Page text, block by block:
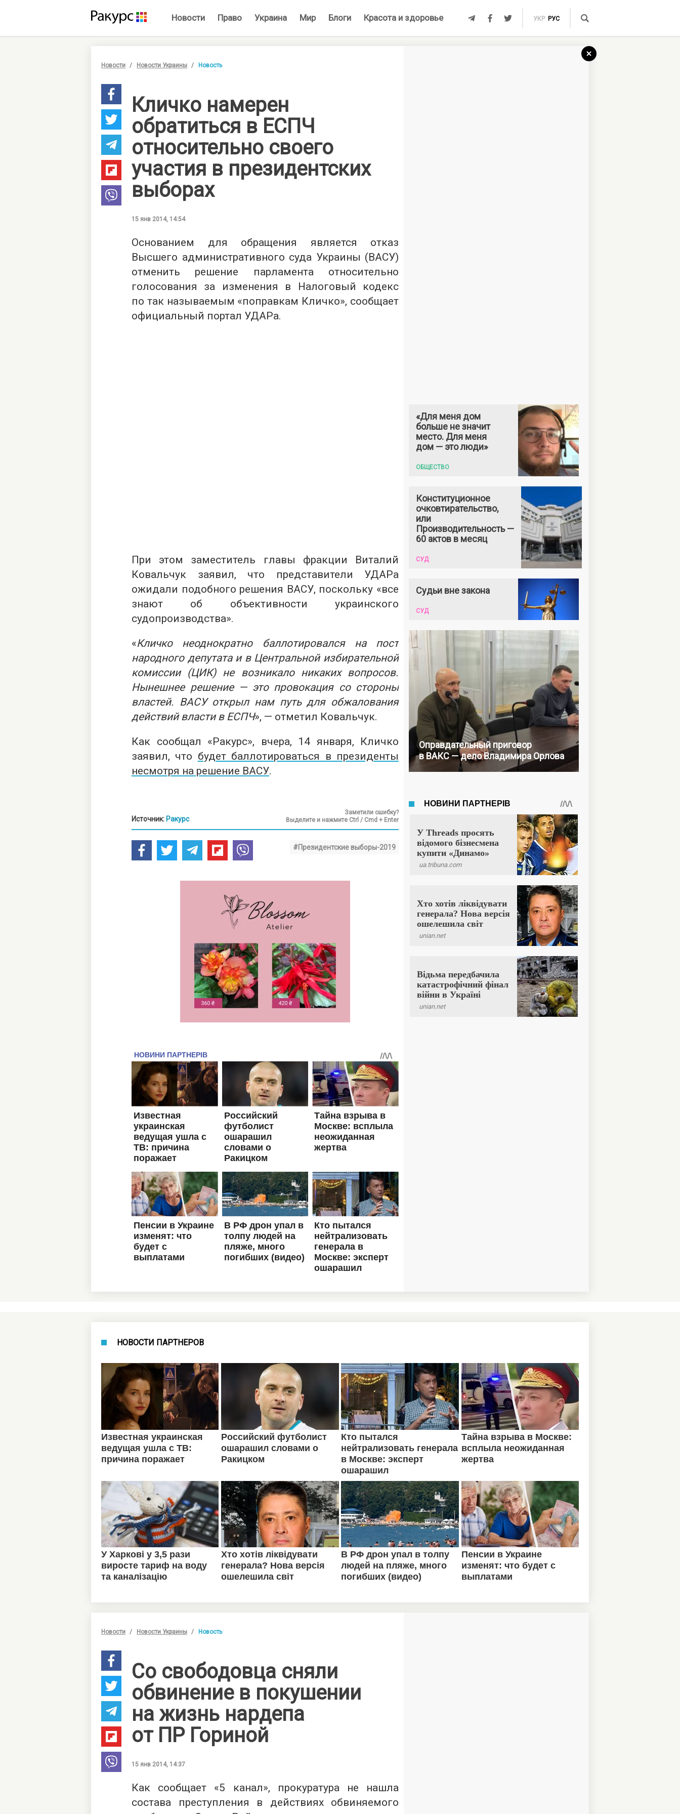
Новости Право Украина Мир Блоги Красота и здоровье УКР РУС
Новости Новости Украины Новость
Кличко намерен
обратиться в ЕСПЧ
относительно своего
участия в президентских
выборах
15 янв 2014, 14:54
Основанием для обращения является отказ
Высшего административного суда Украины (ВАСУ)
отменить решение парламента относительно
голосования за изменения в Налоговый кодекс
по так называемым «поправкам Кличко», сообщает
официальный портал УДАРа.
При этом заместитель главы фракции Виталий
Ковальчук заявил, что представители УДАРа
ожидали подобного решения ВАСУ, поскольку «все
знают об объективности украинского
судопроизводства».
«Кличко неоднократно баллотировался на пост
народного депутата и в Центральной избирательной
комиссии (ЦИК) не возникало никаких вопросов.
Нынешнее решение — это провокация со стороны
властей. ВАСУ открыл нам путь для обжалования
действий власти в ЕСПЧ», — отметил Ковальчук.
Как сообщал «Ракурс», вчера, 14 января, Кличко
заявил, что будет баллотироваться в президенты
несмотря на решение ВАСУ.
Источник: Ракурс
Заметили ошибку?
Выделите и нажмите Ctrl / Cmd + Enter
#Президентские выборы-2019
«Для меня дом
больше не значит
место. Для меня
дом — это люди»
ОБЩЕСТВО
Конституционное
очковтирательство,
или
Производительность —
60 актов в месяц
СУД
Судьи вне закона
СУД
Оправдательный приговор
в ВАКС — дело Владимира Орлова
НОВОСТИ ПАРТНЕРОВ
Новости Новости Украины Новость
Со свободовца сняли
обвинение в покушении
на жизнь нардепа
от ПР Гориной
15 янв 2014, 14:37
Как сообщает «5 канал», прокуратура не нашла
состава преступления в действиях обвиняемого